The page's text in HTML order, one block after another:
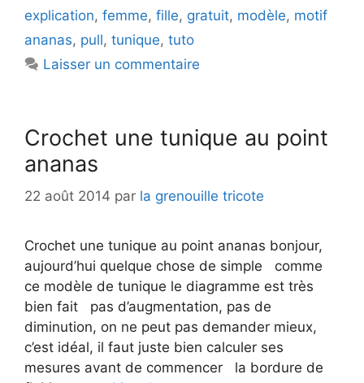
explication, femme, fille, gratuit, modèle, motif
ananas, pull, tunique, tuto
Laisser un commentaire
Crochet une tunique au point
ananas
22 août 2014 par la grenouille tricote
Crochet une tunique au point ananas bonjour,
aujourd’hui quelque chose de simple comme
ce modèle de tunique le diagramme est très
bien fait pas d’augmentation, pas de
diminution, on ne peut pas demander mieux,
c’est idéal, il faut juste bien calculer ses
mesures avant de commencer la bordure de